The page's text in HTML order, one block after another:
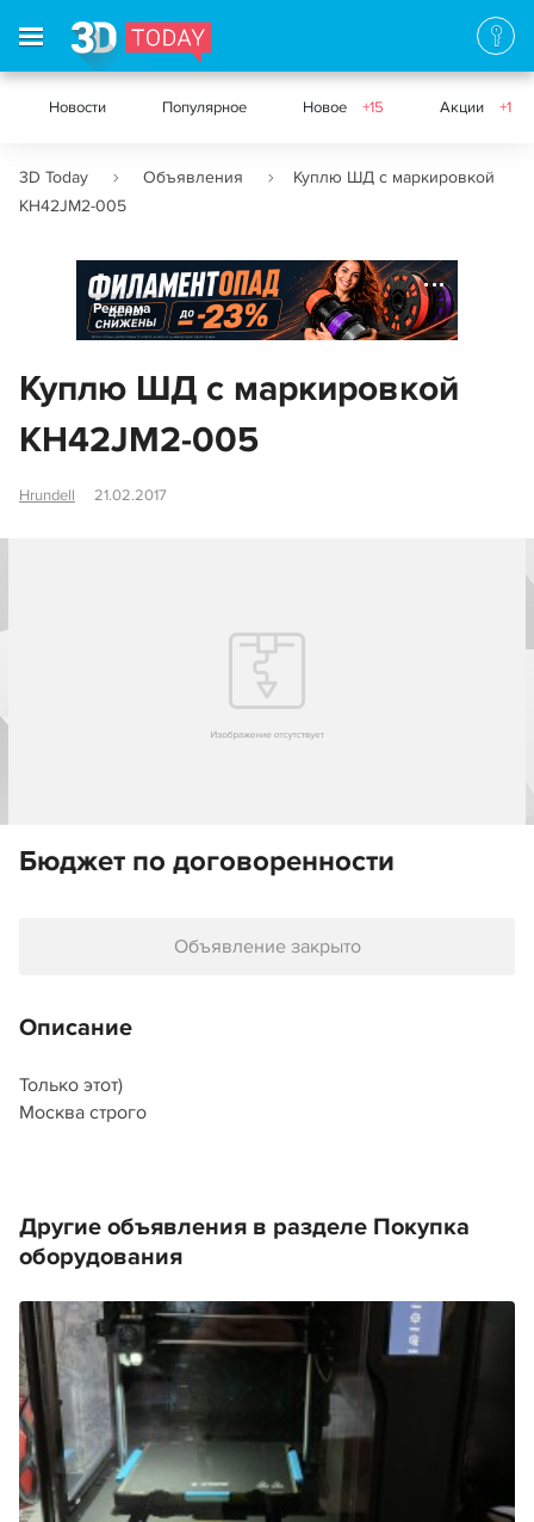
Новости Популярное Новое +15 Акции +1
3D Today Объявления
Куплю ШД с маркировкой
KH42JM2-005
Реклама
Куплю ШД с маркировкой
KH42JM2-005
Hrundell 21.02.2017
Бюджет по договоренности
Объявление закрыто
Описание
Только этот)
Москва строго
Другие объявления в разделе Покупка
оборудования